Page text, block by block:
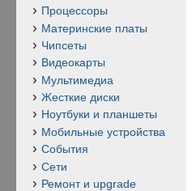
Процессоры
Материнские платы
Чипсеты
Видеокарты
Мультимедиа
Жесткие диски
Ноутбуки и планшеты
Мобильные устройства
События
Сети
Ремонт и upgrade